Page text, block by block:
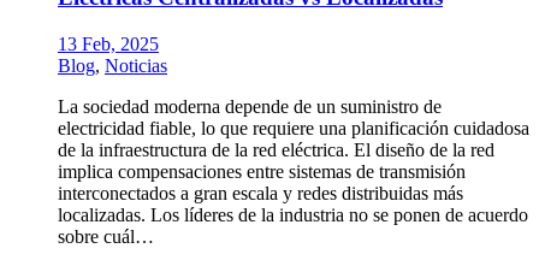
13 Feb, 2025
Blog, Noticias
La sociedad moderna depende de un suministro de
electricidad fiable, lo que requiere una planificación cuidadosa
de la infraestructura de la red eléctrica. El diseño de la red
implica compensaciones entre sistemas de transmisión
interconectados a gran escala y redes distribuidas más
localizadas. Los líderes de la industria no se ponen de acuerdo
sobre cuál…